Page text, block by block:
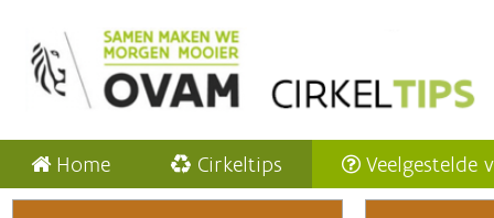
Home Cirkeltips Veelgestelde